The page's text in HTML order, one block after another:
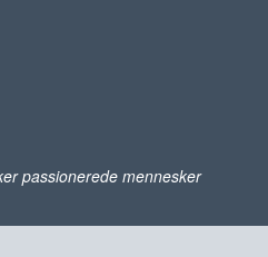
passionerede mennesker